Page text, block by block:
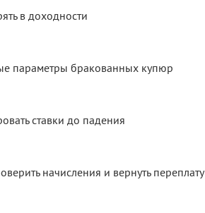
в доходности
параметры бракованных купюр
ставки до падения
начисления и вернуть переплату